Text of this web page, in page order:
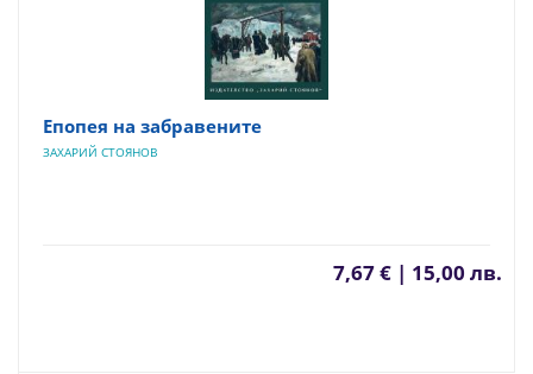
Епопея на забравените
ЗАХАРИЙ СТОЯНОВ
7,67 € | 15,00 лв.